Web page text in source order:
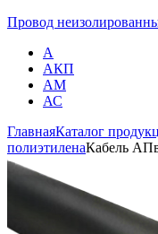
Провод
А
АКП
АМ
АС
ГлавнаяКаталог
полиэтиленаКабель